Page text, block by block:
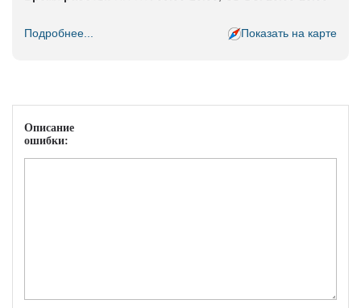
Подробнее... Показать на карте
Описание
ошибки: